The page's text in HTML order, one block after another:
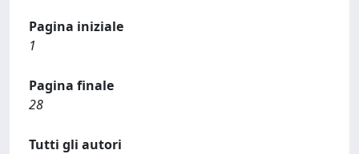
Pagina iniziale
1
Pagina finale
28
Tutti gli autori